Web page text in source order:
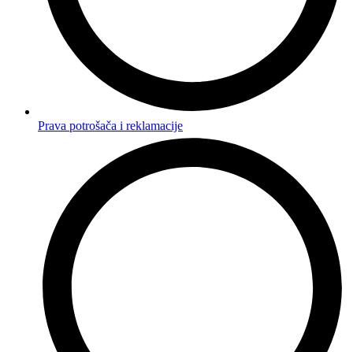
Prava potrošača i reklamacije